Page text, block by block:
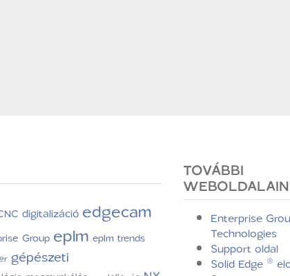
digitalizáció edgecam
Group eplm eplm trends
gépészeti
TOVÁBBI
Enterprise
Technologies
Support oldal
Solid Edge ®